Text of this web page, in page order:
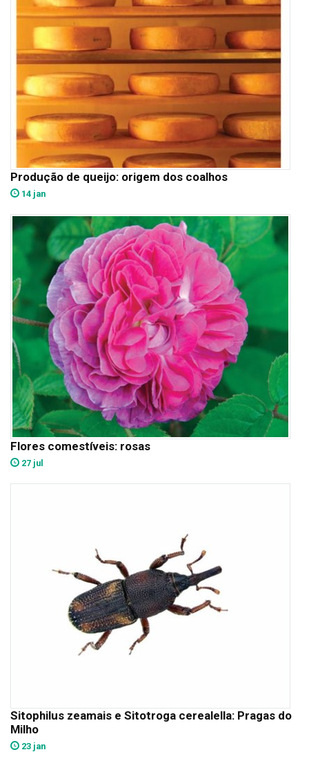
Produção de queijo: origem dos coalhos
14 jan
Flores comestíveis: rosas
27 jul
Sitophilus zeamais e Sitotroga cerealella: Pragas do
Milho
23 jan